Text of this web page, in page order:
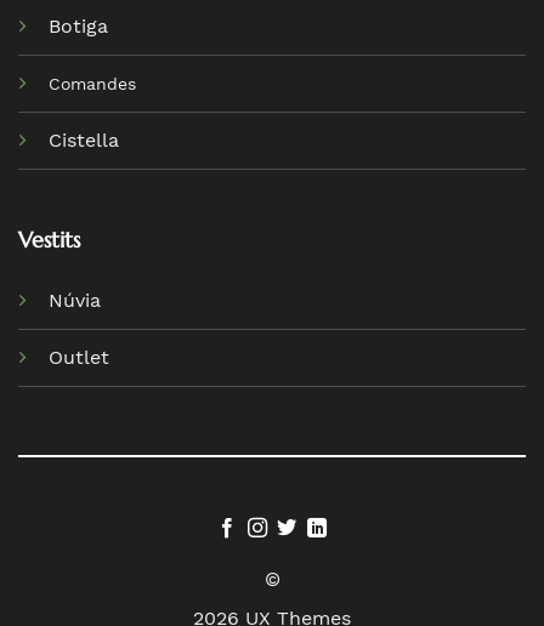
Botiga
Comandes
Cistella
Vestits
Núvia
Outlet
©
2026 UX Themes